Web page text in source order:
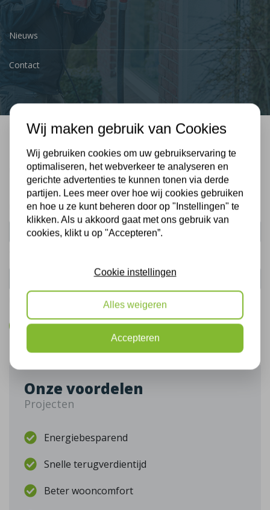
Nieuws
Contact
Bel mij terug
Gratis, vrijblijvend advies
Uw naam:
De gegevens die u hier verstrekt vallen onder ons
Bel mij terug
Onze voordelen
Projecten
Energiebesparend
Snelle terugverdientijd
Beter wooncomfort
Wij maken gebruik van Cookies
Wij gebruiken cookies om uw gebruikservaring te
optimaliseren, het webverkeer te analyseren en
gerichte advertenties te kunnen tonen via derde
partijen. Lees meer over hoe wij cookies gebruiken
en hoe u ze kunt beheren door op "Instellingen" te
klikken. Als u akkoord gaat met ons gebruik van
cookies, klikt u op "Accepteren”.
Cookie instellingen
Alles weigeren
Accepteren